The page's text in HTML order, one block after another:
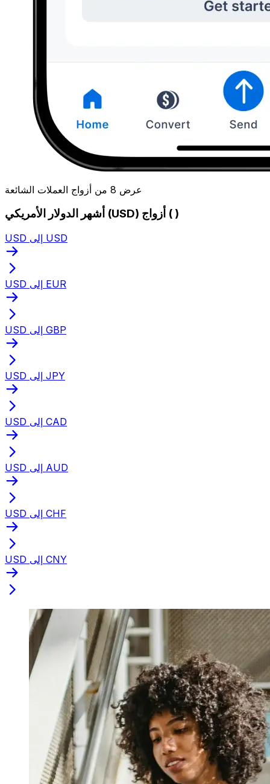
عرض 8 من أزواج العملات الشائعة
أشهر الدولار الأمريكي (USD) أزواج ( )
USD إلى USD
USD إلى EUR
USD إلى GBP
USD إلى JPY
USD إلى CAD
USD إلى AUD
USD إلى CHF
USD إلى CNY